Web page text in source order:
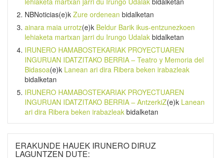
NBNoticias(e)k Zure ordenean bidalketan
ainara maia urrotz(e)k Beldur Barik ikus-entzunezkoen
lehiaketa martxan jarri du Irungo Udalak bidalketan
IRUNERO HAMABOSTEKARIAK PROYECTUAREN
INGURUAN IDATZITAKO BERRIA – Teatro y Memoria del
Bidasoa(e)k Lanean ari dira Ribera beken irabazleak
bidalketan
IRUNERO HAMABOSTEKARIAK PROYECTUAREN
INGURUAN IDATZITAKO BERRIA – AntzerkiZ(e)k Lanean
ari dira Ribera beken irabazleak bidalketan
ERAKUNDE HAUEK IRUNERO DIRUZ
LAGUNTZEN DUTE: